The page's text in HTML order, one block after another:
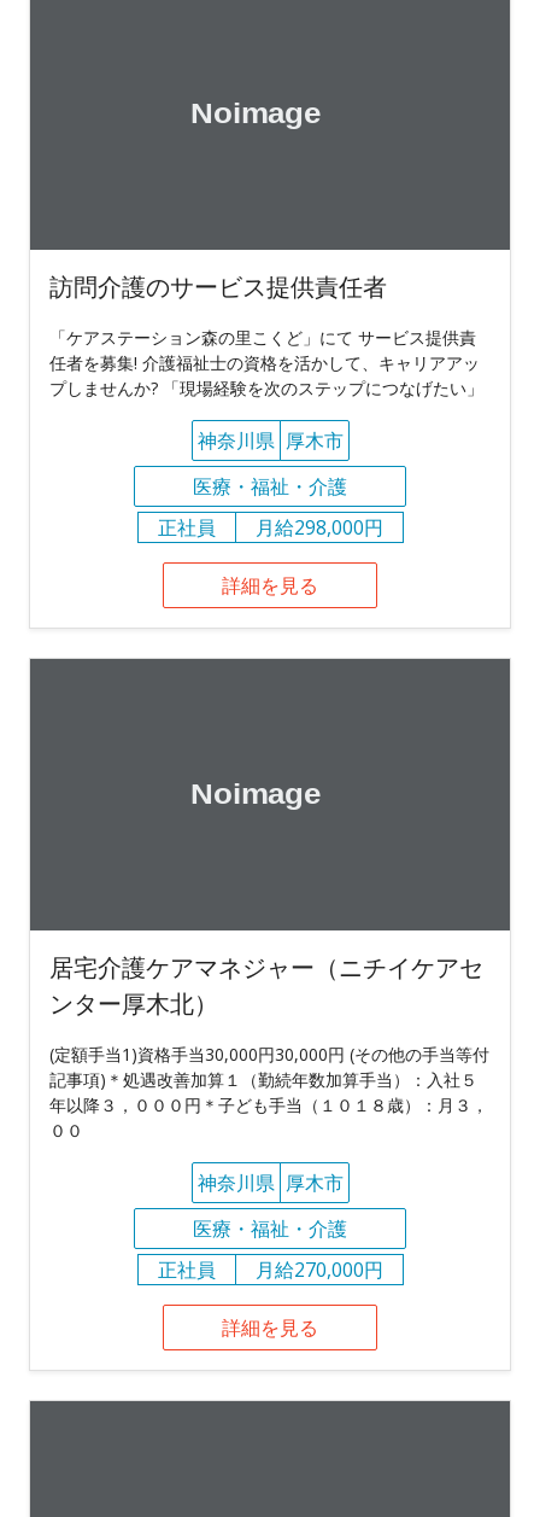
訪問介護のサービス提供責任者
「ケアステーション森の里こくど」にて サービス提供責
任者を募集! 介護福祉士の資格を活かして、キャリアアッ
プしませんか? 「現場経験を次のステップにつなげたい」
神奈川県 厚木市
医療・福祉・介護
正社員
月給298,000円
詳細を見る
居宅介護ケアマネジャー（ニチイケアセ
ンター厚木北）
(定額手当1)資格手当30,000円30,000円 (その他の手当等付
記事項)＊処遇改善加算１（勤続年数加算手当）：入社５
年以降３，０００円＊子ども手当（１０１８歳）：月３，
００
神奈川県 厚木市
医療・福祉・介護
正社員
月給270,000円
詳細を見る